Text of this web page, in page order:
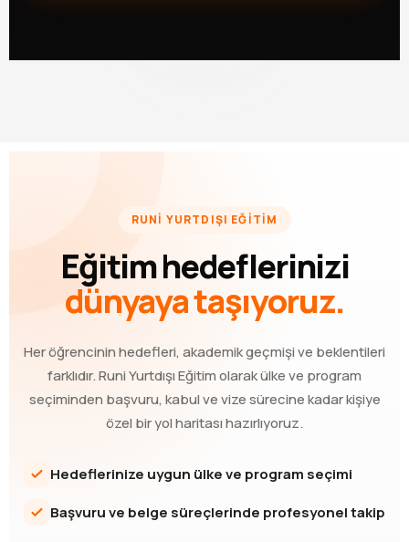
RUNİ YURTDIŞI EĞİTİM
Eğitim hedeflerinizi
dünyaya taşıyoruz.
Her öğrencinin hedefleri, akademik geçmişi ve beklentileri
farklıdır. Runi Yurtdışı Eğitim olarak ülke ve program
seçiminden başvuru, kabul ve vize sürecine kadar kişiye
özel bir yol haritası hazırlıyoruz.
Hedeflerinize uygun ülke ve program seçimi
Başvuru ve belge süreçlerinde profesyonel takip